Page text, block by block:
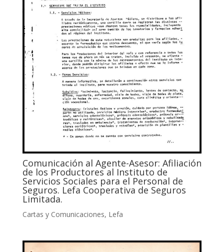
Comunicación al Agente-Asesor: Afiliación
de los Productores al Instituto de
Servicios Sociales para el Personal de
Seguros. Lefa Cooperativa de Seguros
Limitada.
Cartas y Comunicaciones, Lefa